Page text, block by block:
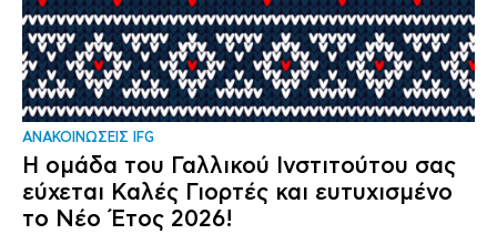
ΑΝΑΚΟΙΝΩΣΕΙΣ IFG
Η ομάδα του Γαλλικού Ινστιτούτου σας
εύχεται Καλές Γιορτές και ευτυχισμένο
το Νέο Έτος 2026!